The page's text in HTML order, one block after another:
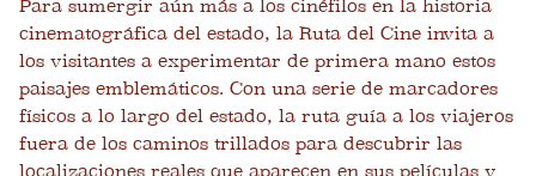
Para sumergir aún más a los cinéfilos en la historia
cinematográfica del estado, la Ruta del Cine invita a
los visitantes a experimentar de primera mano estos
paisajes emblemáticos. Con una serie de marcadores
físicos a lo largo del estado, la ruta guía a los viajeros
fuera de los caminos trillados para descubrir las
localizaciones reales que aparecen en sus películas y